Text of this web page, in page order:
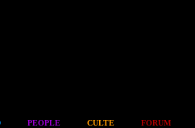
PEOPLE CULTE FORUM